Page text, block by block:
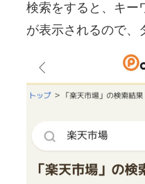
検索をすると、キー
が表示されるので、